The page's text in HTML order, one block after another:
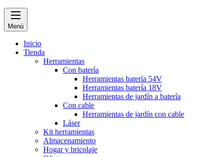
Menú
Inicio
Tienda
Herramientas
Con batería
Herramientas batería 54V
Herramientas batería 18V
Herramientas de jardín a batería
Con cable
Herramientas de jardín con cable
Láser
Kit herramientas
Almacenamiento
Hogar y bricolaje